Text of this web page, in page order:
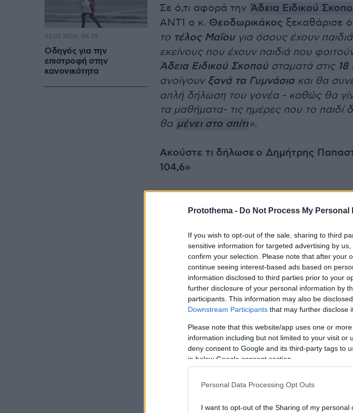
Protothema - Do Not Process My Personal
If you wish to opt-out of the sale, sharing to third
sensitive information for targeted advertising by
confirm your selection. Please note that after your
continue seeing interest-based ads based on
information disclosed to third parties prior to your
further disclosure of your personal information by
participants. This information may also be
Downstream Participants that may further disclose
Please note that this website/app uses one or
information including but not limited to your visit or
deny consent to Google and its third-party tags to
in below Google consent section.
Personal Data Processing Opt Outs
I want to opt-out of the Sharing of my personal
Σε ό,τι αφορά την Άδεια Ειδικού
ΑΝΤ1 ο κ. Θεοδωρικάκος ξεκαθάρισε
το τέλος Μαΐουγια όσους έχουν
εκείνους που έχουν παιδιά που
Άδεια Ειδικού Σκοπούσταματά στις
ανοίγουν ξανά τα Γυμνάσιακαι θα
απλή δήλωση του γονέα - καθώς θα
τα μαθήματα- τις ημέρες που το παιδί
θα μένει στο σπίτι».
Ακούστε τι δήλωσε ο Δημήτρης
104,6»
2020.05.02 ΣΥΝΕΝΤΕΥΞΗ ΠΑΠΑΣΤΕΡΓΙΟΥ
Οδηγός για την
επιστροφή στην
κανονικότητα
02.05.2020, 08:29